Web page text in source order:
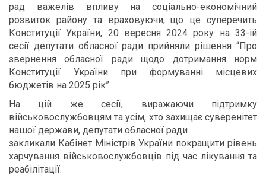
рад важелів впливу на соціально-економічний
розвиток району та враховуючи, що це суперечить
Конституції України, 20 вересня 2024 року на 33-ій
сесії депутати обласної ради прийняли рішення “Про
звернення обласної ради щодо дотримання норм
Конституції України при формуванні місцевих
бюджетів на 2025 рік”.
На цій же сесії, виражаючи підтримку
військовослужбовцям та усім, хто захищає суверенітет
нашої держави, депутати обласної ради
закликали Кабінет Міністрів України покращити рівень
харчування військовослужбовців під час лікування та
реабілітації.